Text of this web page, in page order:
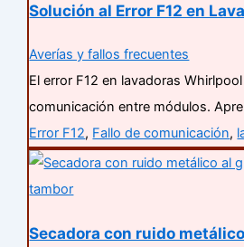
Solución al Error F12 en
Averías y fallos frecuentes
El error F12 en lavadoras
comunicación entre módulos.
Error F12, Fallo de comunicación,
Secadora con ruido